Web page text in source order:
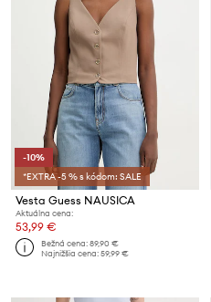
-10%
*EXTRA -5 % s kódom: SALE
Vesta Guess NAUSICA
Aktuálna cena:
53,99 €
Bežná cena:89,90 €
Najnižšia cena:59,99 €